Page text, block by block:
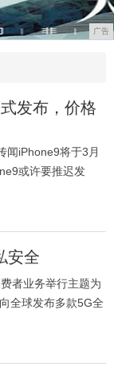
广告
发布，价格
闻iPhone9将于3月
或许要推迟发
安全
者业务举行主题为
全球发布多款5G全